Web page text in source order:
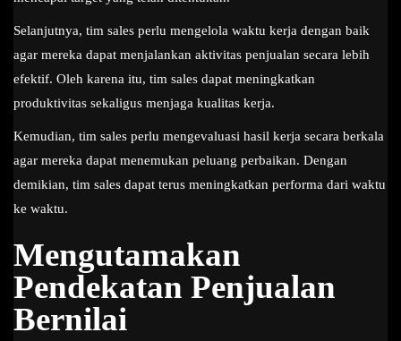
Selanjutnya, tim sales perlu mengelola waktu kerja dengan baik
agar mereka dapat menjalankan aktivitas penjualan secara lebih
efektif. Oleh karena itu, tim sales dapat meningkatkan
produktivitas sekaligus menjaga kualitas kerja.
Kemudian, tim sales perlu mengevaluasi hasil kerja secara berkala
agar mereka dapat menemukan peluang perbaikan. Dengan
demikian, tim sales dapat terus meningkatkan performa dari waktu
ke waktu.
Mengutamakan
Pendekatan Penjualan
Bernilai